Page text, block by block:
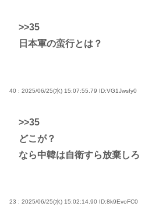
>>35
日本軍の蛮行とは？
40 : 2025/06/25(水) 15:07:55.79 ID:VG1Jwsfy0
>>35
どこが？
なら中韓は自衛すら放棄しろ
23 : 2025/06/25(水) 15:02:14.90 ID:8k9EvoFC0